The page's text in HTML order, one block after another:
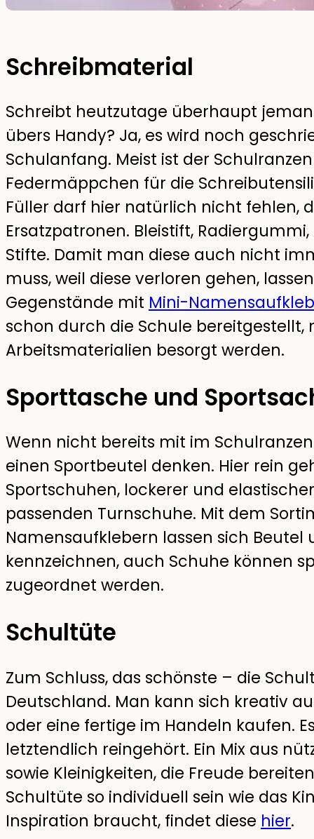
Schreibmaterial
Schreibt heutzutage überhaupt
übers Handy? Ja, es wird noch
Schulanfang. Meist ist der
Federmäppchen für die
Füller darf hier natürlich nicht fehlen,
Ersatzpatronen. Bleistift,
Stifte. Damit man diese auch nicht
muss, weil diese verloren gehen,
Gegenstände mit Mini-
schon durch die Schule bereitgestellt,
Arbeitsmaterialien besorgt werden.
Sporttasche und
Wenn nicht bereits mit im
einen Sportbeutel denken. Hier rein
Sportschuhen, lockerer und
passenden Turnschuhe. Mit dem
Namensaufklebern lassen sich Beutel
kennzeichnen, auch Schuhe können
zugeordnet werden.
Schultüte
Zum Schluss, das schönste – die
Deutschland. Man kann sich kreativ
oder eine fertige im Handeln kaufen.
letztendlich reingehört. Ein Mix aus
sowie Kleinigkeiten, die Freude
Schultüte so individuell sein wie das
Inspiration braucht, findet diese hier.